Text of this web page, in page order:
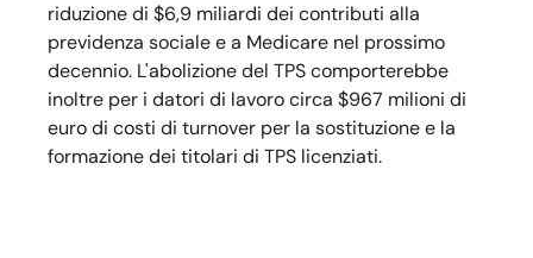
riduzione di $6,9 miliardi dei contributi alla
previdenza sociale e a Medicare nel prossimo
decennio. L'abolizione del TPS comporterebbe
inoltre per i datori di lavoro circa $967 milioni di
euro di costi di turnover per la sostituzione e la
formazione dei titolari di TPS licenziati.